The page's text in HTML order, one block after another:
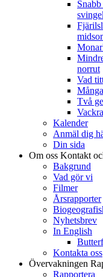
norrut
Vad
Två
Kalender
Anmäl dig
Din sida
Om oss Kontakt
Bakgrund
Vad gör vi
Filmer
Årsrapporter
Nyhetsbrev
In English
Kontakta oss
Övervakningen
Rapportera